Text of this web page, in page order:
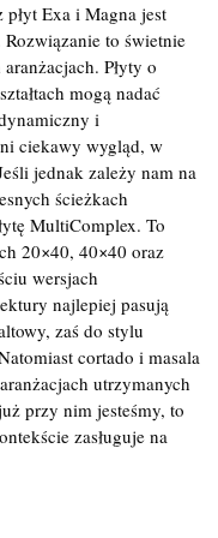
Exa i Magna jest
to świetnie
Płyty o
mogą nadać
i
ciekawy wygląd, w
jednak zależy nam na
ścieżkach
MultiComplex. To
20×40, 40×40 oraz
wersjach
najlepiej pasują
zaś do stylu
cortado i masala
utrzymanych
przy nim jesteśmy, to
zasługuje na